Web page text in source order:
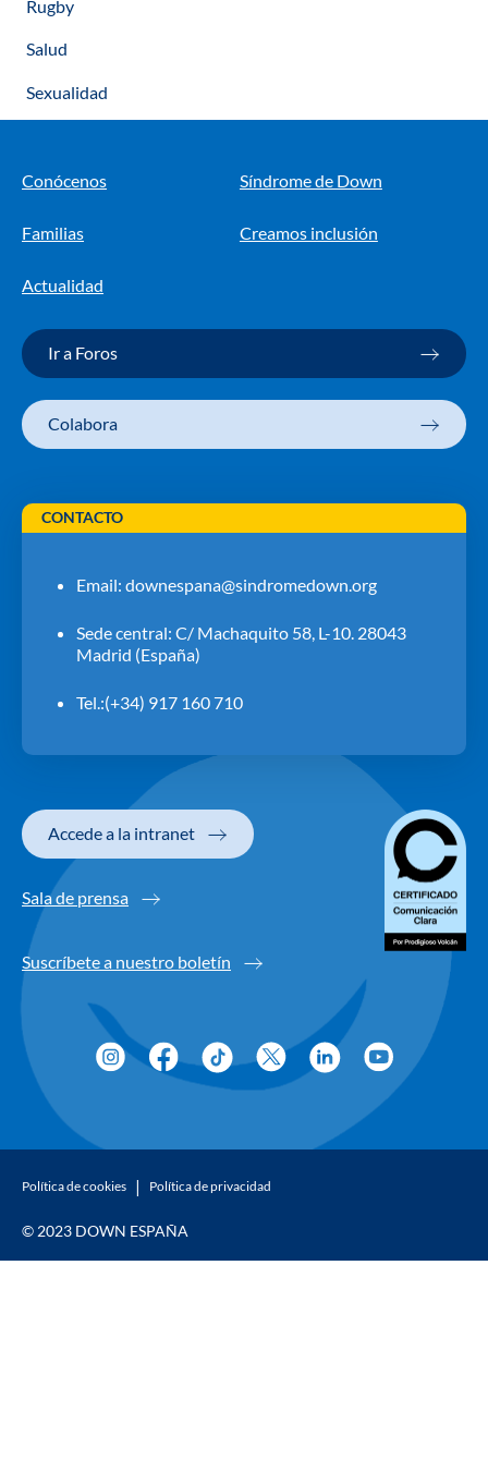
Rugby
Salud
Sexualidad
Conócenos Síndrome de Down
Familias Creamos inclusión
Actualidad
Ir a Foros
Colabora
CONTACTO
Email: downespana@sindromedown.org
Sede central: C/ Machaquito 58, L-10. 28043
Madrid (España)
Tel.:(+34) 917 160 710
Accede a la intranet
Sala de prensa
Suscríbete a nuestro boletín
Política de cookies Política de privacidad
© 2023 DOWN ESPAÑA